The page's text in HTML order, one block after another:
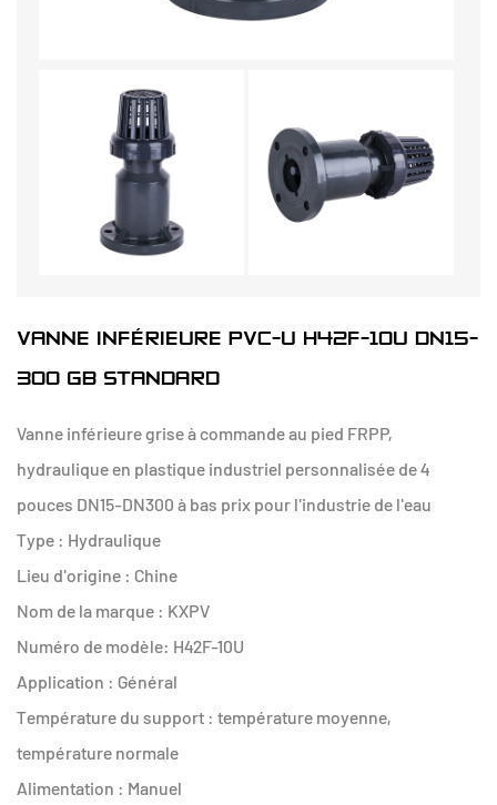
VANNE INFÉRIEURE PVC-U H42F-10U DN15-
300 GB STANDARD
Vanne inférieure grise à commande au pied FRPP,
hydraulique en plastique industriel personnalisée de 4
pouces DN15-DN300 à bas prix pour l'industrie de l'eau
Type : Hydraulique
Lieu d'origine : Chine
Nom de la marque : KXPV
Numéro de modèle: H42F-10U
Application : Général
Température du support : température moyenne,
température normale
Alimentation : Manuel